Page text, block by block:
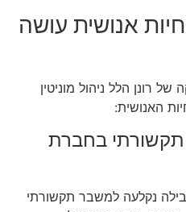
אנושית עושה
רונן הלל ניהול מוניטין
האנושית:
תקשורתי בחברת
נקלעה למשבר תקשורתי